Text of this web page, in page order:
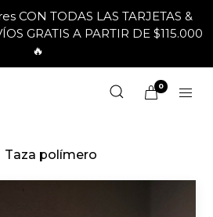
CON TODAS LAS TARJETAS &
GRATIS A PARTIR DE $115.000
🔥
0
Taza polímero